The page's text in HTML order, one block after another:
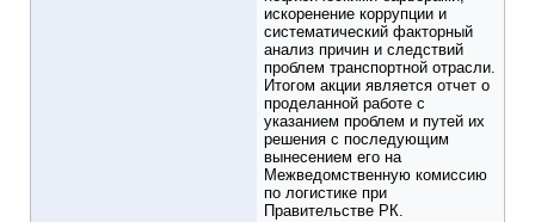
искоренение коррупции и
систематический факторный
анализ причин и следствий
проблем транспортной отрасли.
Итогом акции является отчет о
проделанной работе с
указанием проблем и путей их
решения с последующим
вынесением его на
Межведомственную комиссию
по логистике при
Правительстве РК.